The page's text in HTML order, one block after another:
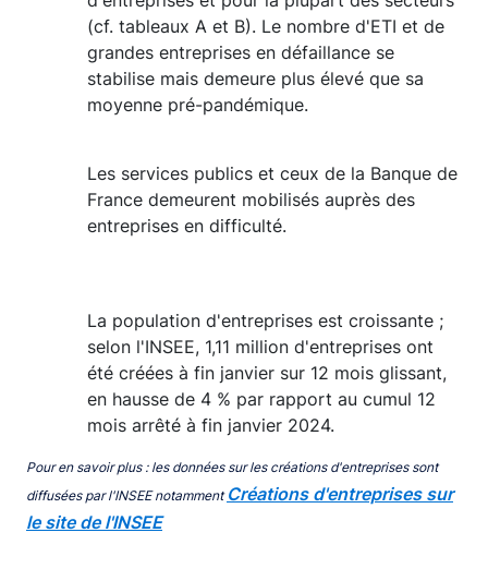
(cf. tableaux A et B). Le nombre d'ETI et de
grandes entreprises en défaillance se
stabilise mais demeure plus élevé que sa
moyenne pré-pandémique.
Les services publics et ceux de la Banque de
France demeurent mobilisés auprès des
entreprises en difficulté.
La population d'entreprises est croissante ;
selon l'INSEE, 1,11 million d'entreprises ont
été créées à fin janvier sur 12 mois glissant,
en hausse de 4 % par rapport au cumul 12
mois arrêté à fin janvier 2024.
Pour en savoir plus : les données sur les créations d'entreprises sont
diffusées par l'INSEE notamment Créations d'entreprises sur
le site de l'INSEE